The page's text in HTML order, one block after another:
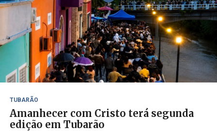
TUBARÃO
Amanhecer com Cristo terá segunda
edição em Tubarão